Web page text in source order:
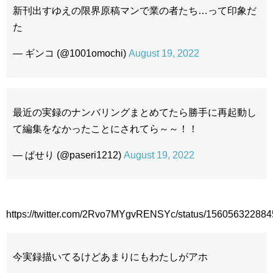
新刊出すゆえの限界原稿マンで業の者たち…って印象だ
た
— ギンコ (@1001omochi) August 19, 2022
最近の実録のナンバリングまとめてたら勝手に再起動し
て編集をなかったことにされてら～～！！
— ぱせり (@paseri1212) August 19, 2022
https://twitter.com/2Rvo7MYgvRENSYc/status/
今実録描いてるけどあまりにもわたしがアホ